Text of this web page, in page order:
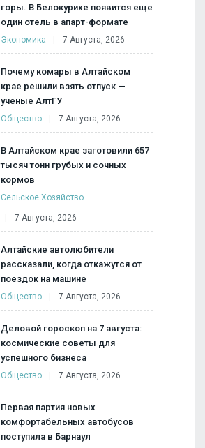
горы. В Белокурихе появится еще
один отель в апарт-формате
Экономика 7 Августа, 2026
Почему комары в Алтайском
крае решили взять отпуск —
ученые АлтГУ
Общество 7 Августа, 2026
В Алтайском крае заготовили 657
тысяч тонн грубых и сочных
кормов
Сельское Хозяйство
7 Августа, 2026
Алтайские автолюбители
рассказали, когда откажутся от
поездок на машине
Общество 7 Августа, 2026
Деловой гороскоп на 7 августа:
космические советы для
успешного бизнеса
Общество 7 Августа, 2026
Первая партия новых
комфортабельных автобусов
поступила в Барнаул